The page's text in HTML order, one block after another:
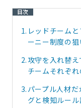
目次
1. レッドチーム
ーニー制度の狙
2. 攻守を入れ替
チームそれぞ
3. パープル人材
グと検知ルール